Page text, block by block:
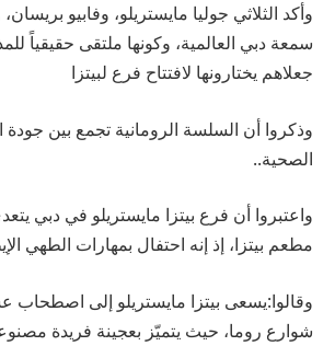
وأكد الثلاثي جوليا مايستريلو، وفابيو بريسان،
سمعة دبي العالمية، وكونها ملتقى حقيقياً
جعلاهم يختارونها لافتتاح فرع لبيتزا
وذكروا أن السلسة الرومانية تجمع بين جودة
الصحية..
واعتبروا أن فرع بيتزا مايستريلو في دبي
مطعم بيتزا، إذ إنه احتفال بمهارات الطهي
وقالوا:يسعى بيتزا مايستريلو إلى اصطحاب
شوارع روما، حيث يتميّز بعجينة فريدة